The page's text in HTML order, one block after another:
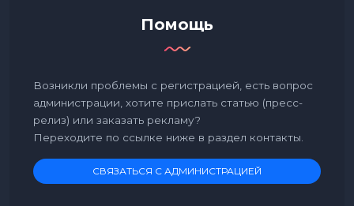
Помощь
Возникли проблемы с регистрацией, есть вопрос
администрации, хотите прислать статью (пресс-
релиз) или заказать рекламу?
Переходите по ссылке ниже в раздел контакты.
СВЯЗАТЬСЯ С АДМИНИСТРАЦИЕЙ